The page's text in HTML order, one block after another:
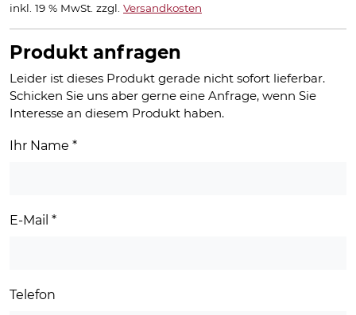
inkl. 19 % MwSt. zzgl. Versandkosten
Produkt anfragen
Leider ist dieses Produkt gerade nicht sofort lieferbar.
Schicken Sie uns aber gerne eine Anfrage, wenn Sie
Interesse an diesem Produkt haben.
Ihr Name *
E-Mail *
Telefon